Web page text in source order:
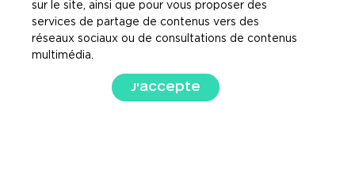
sur le site, ainsi que pour vous proposer des
services de partage de contenus vers des
réseaux sociaux ou de consultations de contenus
multimédia.
J'accepte